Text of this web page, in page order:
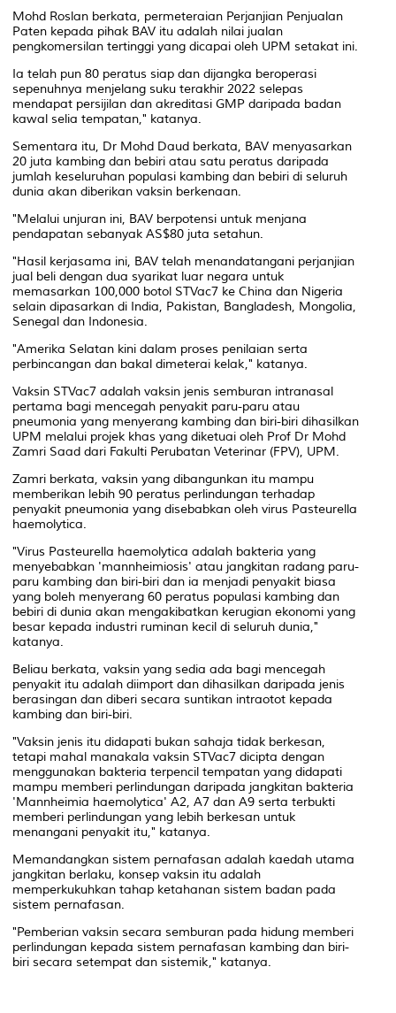
Mohd Roslan berkata, permeteraian Perjanjian Penjualan
Paten kepada pihak BAV itu adalah nilai jualan
pengkomersilan tertinggi yang dicapai oleh UPM setakat ini.
Ia telah pun 80 peratus siap dan dijangka beroperasi
sepenuhnya menjelang suku terakhir 2022 selepas
mendapat persijilan dan akreditasi GMP daripada badan
kawal selia tempatan," katanya.
Sementara itu, Dr Mohd Daud berkata, BAV menyasarkan
20 juta kambing dan bebiri atau satu peratus daripada
jumlah keseluruhan populasi kambing dan bebiri di seluruh
dunia akan diberikan vaksin berkenaan.
"Melalui unjuran ini, BAV berpotensi untuk menjana
pendapatan sebanyak AS$80 juta setahun.
"Hasil kerjasama ini, BAV telah menandatangani perjanjian
jual beli dengan dua syarikat luar negara untuk
memasarkan 100,000 botol STVac7 ke China dan Nigeria
selain dipasarkan di India, Pakistan, Bangladesh, Mongolia,
Senegal dan Indonesia.
"Amerika Selatan kini dalam proses penilaian serta
perbincangan dan bakal dimeterai kelak," katanya.
Vaksin STVac7 adalah vaksin jenis semburan intranasal
pertama bagi mencegah penyakit paru-paru atau
pneumonia yang menyerang kambing dan biri-biri dihasilkan
UPM melalui projek khas yang diketuai oleh Prof Dr Mohd
Zamri Saad dari Fakulti Perubatan Veterinar (FPV), UPM.
Zamri berkata, vaksin yang dibangunkan itu mampu
memberikan lebih 90 peratus perlindungan terhadap
penyakit pneumonia yang disebabkan oleh virus Pasteurella
haemolytica.
"Virus Pasteurella haemolytica adalah bakteria yang
menyebabkan 'mannheimiosis' atau jangkitan radang paru-
paru kambing dan biri-biri dan ia menjadi penyakit biasa
yang boleh menyerang 60 peratus populasi kambing dan
bebiri di dunia akan mengakibatkan kerugian ekonomi yang
besar kepada industri ruminan kecil di seluruh dunia,"
katanya.
Beliau berkata, vaksin yang sedia ada bagi mencegah
penyakit itu adalah diimport dan dihasilkan daripada jenis
berasingan dan diberi secara suntikan intraotot kepada
kambing dan biri-biri.
"Vaksin jenis itu didapati bukan sahaja tidak berkesan,
tetapi mahal manakala vaksin STVac7 dicipta dengan
menggunakan bakteria terpencil tempatan yang didapati
mampu memberi perlindungan daripada jangkitan bakteria
'Mannheimia haemolytica' A2, A7 dan A9 serta terbukti
memberi perlindungan yang lebih berkesan untuk
menangani penyakit itu," katanya.
Memandangkan sistem pernafasan adalah kaedah utama
jangkitan berlaku, konsep vaksin itu adalah
memperkukuhkan tahap ketahanan sistem badan pada
sistem pernafasan.
"Pemberian vaksin secara semburan pada hidung memberi
perlindungan kepada sistem pernafasan kambing dan biri-
biri secara setempat dan sistemik," katanya.